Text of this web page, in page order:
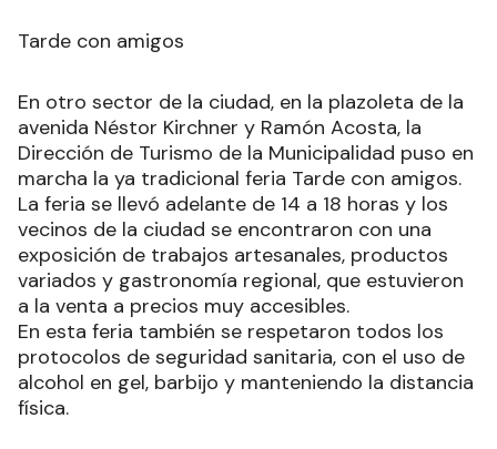
Tarde con amigos
En otro sector de la ciudad, en la plazoleta de la
avenida Néstor Kirchner y Ramón Acosta, la
Dirección de Turismo de la Municipalidad puso en
marcha la ya tradicional feria Tarde con amigos.
La feria se llevó adelante de 14 a 18 horas y los
vecinos de la ciudad se encontraron con una
exposición de trabajos artesanales, productos
variados y gastronomía regional, que estuvieron
a la venta a precios muy accesibles.
En esta feria también se respetaron todos los
protocolos de seguridad sanitaria, con el uso de
alcohol en gel, barbijo y manteniendo la distancia
física.